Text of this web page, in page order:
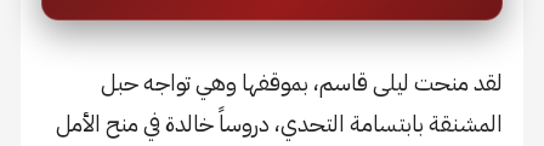
لقد منحت ليلى قاسم، بموقفها وهي تواجه حبل
المشنقة بابتسامة التحدي، دروساً خالدة في منح الأمل